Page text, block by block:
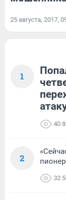
25 августа, 2017,
1
40
2
32